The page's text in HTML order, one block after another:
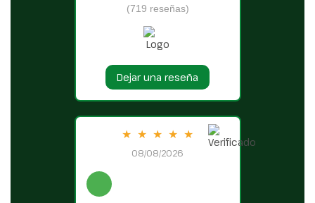
(719 reseñas)
Dejar una reseña
★ ★ ★ ★ ★
08/08/2026